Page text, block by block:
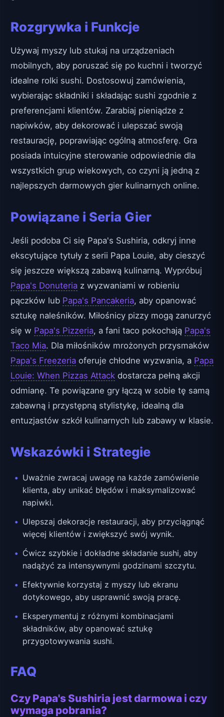
Rozgrywka i Funkcje
Używaj myszy lub stukaj na urządzeniach
mobilnych, aby poruszać się po kuchni i tworzyć
idealne rolki sushi. Dostosowuj zamówienia,
wybierając składniki i składając sushi zgodnie z
preferencjami klientów. Zarabiaj pieniądze z
napiwków, aby dekorować i ulepszać swoją
restaurację, poprawiając ogólną atmosferę. Gra
posiada intuicyjne sterowanie odpowiednie dla
wszystkich grup wiekowych, co czyni ją jedną z
najlepszych darmowych gier kulinarnych online.
Powiązane i Seria Gier
Jeśli podoba Ci się Papa's Sushiria, odkryj inne
ekscytujące tytuły z serii Papa Louie, aby cieszyć
się jeszcze większą zabawą kulinarną. Wypróbuj
Papa's Donuteria z wyzwaniami w robieniu
pączków lub Papa's Pancakeria, aby opanować
sztukę naleśników. Miłośnicy pizzy mogą zanurzyć
się w Papa's Pizzeria, a fani taco pokochają Papa's
Taco Mia. Dla miłośników mrożonych przysmaków
Papa's Freezeria oferuje chłodne wyzwania, a Papa
Louie: When Pizzas Attack dostarcza pełną akcji
odmianę. Te powiązane gry łączą w sobie tę samą
zabawną i przystępną stylistykę, idealną dla
entuzjastów szkół kulinarnych lub zabawy w klasie.
Wskazówki i Strategie
Uważnie zwracaj uwagę na każde zamówienie
klienta, aby unikać błędów i maksymalizować
napiwki.
Ulepszaj dekoracje restauracji, aby przyciągnąć
więcej klientów i zwiększyć swój wynik.
Ćwicz szybkie i dokładne składanie sushi, aby
nadążyć za intensywnymi godzinami szczytu.
Efektywnie korzystaj z myszy lub ekranu
dotykowego, aby usprawnić swoją pracę.
Eksperymentuj z różnymi kombinacjami
składników, aby opanować sztukę
przygotowywania sushi.
FAQ
Czy Papa's Sushiria jest darmowa i czy
wymaga pobrania?